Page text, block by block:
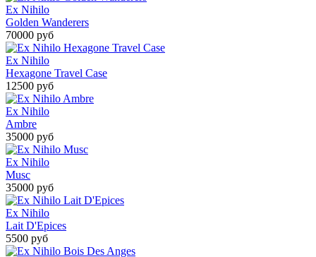
Ex Nihilo
Golden Wanderers
70000 руб
Ex Nihilo
Hexagone Travel Case
12500 руб
Ex Nihilo
Ambre
35000 руб
Ex Nihilo
Musс
35000 руб
Ex Nihilo
Lait D'Epices
5500 руб